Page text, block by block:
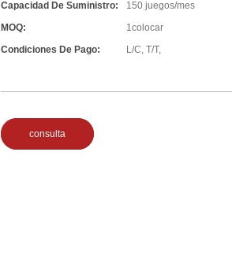
Capacidad De Suministro:
150 juegos/mes
MOQ:
1colocar
Condiciones De Pago:
L/C, T/T,
consulta